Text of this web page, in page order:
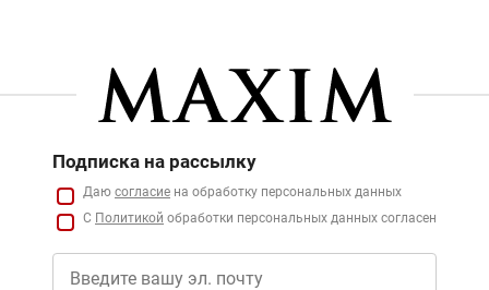
Подписка на рассылку
Даю согласие на обработку персональных данных
С Политикой обработки персональных данных согласен